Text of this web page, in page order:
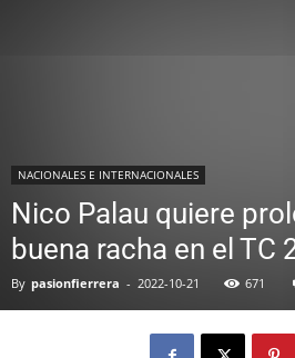
NACIONALES E INTERNACIONALES
Nico Palau quiere
buena racha en el TC
By pasionfierrera - 2022-10-21 671